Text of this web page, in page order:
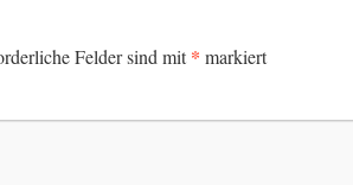
Felder sind mit* markiert